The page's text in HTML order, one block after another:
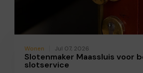
Wonen Jul 07, 2026
Slotenmaker Maassluis voor
slotservice